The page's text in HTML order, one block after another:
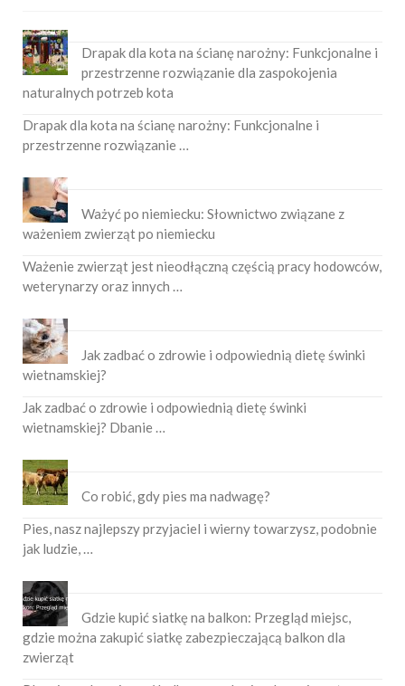
Drapak dla kota na ścianę narożny: Funkcjonalne i
przestrzenne rozwiązanie dla zaspokojenia
naturalnych potrzeb kota
Drapak dla kota na ścianę narożny: Funkcjonalne i
przestrzenne rozwiązanie …
Ważyć po niemiecku: Słownictwo związane z
ważeniem zwierząt po niemiecku
Ważenie zwierząt jest nieodłączną częścią pracy hodowców,
weterynarzy oraz innych …
Jak zadbać o zdrowie i odpowiednią dietę świnki
wietnamskiej?
Jak zadbać o zdrowie i odpowiednią dietę świnki
wietnamskiej? Dbanie …
Co robić, gdy pies ma nadwagę?
Pies, nasz najlepszy przyjaciel i wierny towarzysz, podobnie
jak ludzie, …
Gdzie kupić siatkę na balkon: Przegląd miejsc,
gdzie można zakupić siatkę zabezpieczającą balkon dla
zwierząt